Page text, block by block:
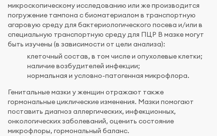
микроскопическому исследованию или же производится
погружение тампона с биоматериалом в транспортную
агаровую среду для бактериологического посева и/или в
специальную транспортную среду для ПЦР В мазке могут
быть изучены (в зависимости от цели анализа):
клеточный состав, в том числе и опухолевые клетки;
наличие возбудителей инфекции;
нормальная и условно-патогенная микрофлора.
Генитальные мазки у женщин отражают также
гормональные циклические изменения. Мазки помогают
поставить диагноз аллергических, инфекционных,
онкологических заболеваний, оценить состояние
микрофлоры, гормональный баланс.